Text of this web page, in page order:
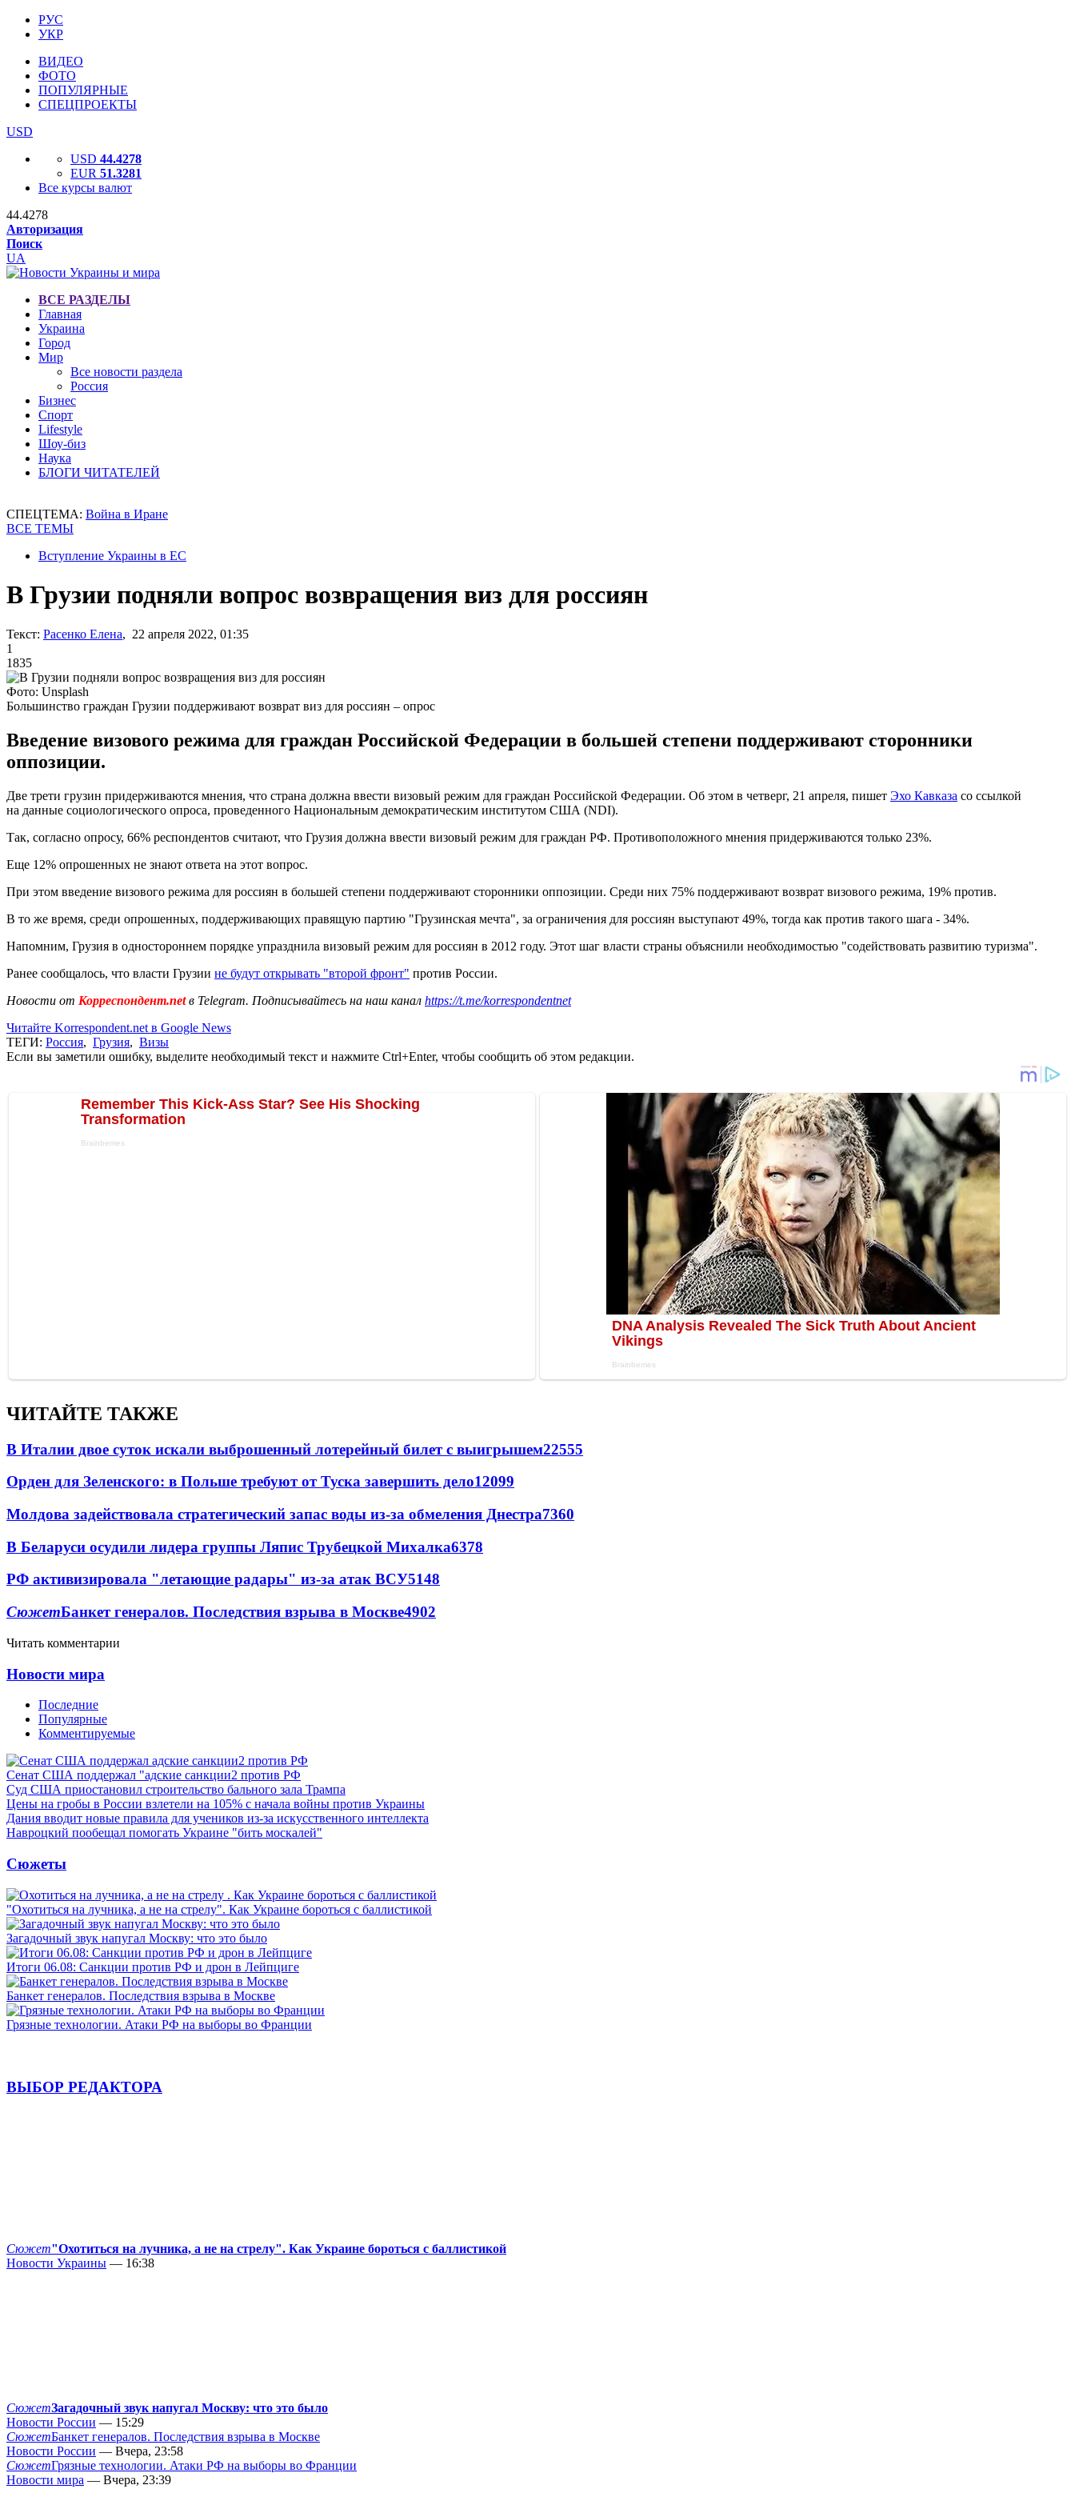
РУС
УКР
ВИДЕО
ФОТО
ПОПУЛЯРНЫЕ
СПЕЦПРОЕКТЫ
USD
USD 44.4278
EUR 51.3281
Все курсы валют
44.4278
Авторизация
Поиск
UA
ВСЕ РАЗДЕЛЫ
Главная
Украина
Город
Мир
Все новости раздела
Россия
Бизнес
Спорт
Lifestyle
Шоу-биз
Наука
БЛОГИ ЧИТАТЕЛЕЙ
СПЕЦТЕМА: Война в Иране
ВСЕ ТЕМЫ
Вступление Украины в ЕС
В Грузии подняли вопрос возвращения виз для россиян
Текст: Расенко Елена, 22 апреля 2022, 01:35
1
1835
Фото: Unsplash
Большинство граждан Грузии поддерживают возврат виз для россиян – опрос
Введение визового режима для граждан Российской Федерации в большей степени поддерживают сторонники
оппозиции.
Две трети грузин придерживаются мнения, что страна должна ввести визовый режим для граждан Российской Федерации. Об этом в четверг, 21 апреля, пишет Эхо Кавказа со ссылкой
на данные социологического опроса, проведенного Национальным демократическим институтом США (NDI).
Так, согласно опросу, 66% респондентов считают, что Грузия должна ввести визовый режим для граждан РФ. Противоположного мнения придерживаются только 23%.
Еще 12% опрошенных не знают ответа на этот вопрос.
При этом введение визового режима для россиян в большей степени поддерживают сторонники оппозиции. Среди них 75% поддерживают возврат визового режима, 19% против.
В то же время, среди опрошенных, поддерживающих правящую партию "Грузинская мечта", за ограничения для россиян выступают 49%, тогда как против такого шага - 34%.
Напомним, Грузия в одностороннем порядке упразднила визовый режим для россиян в 2012 году. Этот шаг власти страны объяснили необходимостью "содействовать развитию туризма".
Ранее сообщалось, что власти Грузии не будут открывать "второй фронт" против России.
Новости от Корреспондент.netв Telegram. Подписывайтесь на наш канал https://t.me/korrespondentnet
Читайте Korrespondent.net в Google News
ТЕГИ: Россия, Грузия, Визы
Если вы заметили ошибку, выделите необходимый текст и нажмите Ctrl+Enter, чтобы сообщить об этом редакции.
ЧИТАЙТЕ ТАКЖЕ
В Италии двое суток искали выброшенный лотерейный билет с выигрышем22555
Орден для Зеленского: в Польше требуют от Туска завершить дело12099
Молдова задействовала стратегический запас воды из-за обмеления Днестра7360
В Беларуси осудили лидера группы Ляпис Трубецкой Михалка6378
РФ активизировала "летающие радары" из-за атак ВСУ5148
СюжетБанкет генералов. Последствия взрыва в Москве4902
Читать комментарии
Новости мира
Последние
Популярные
Комментируемые
Сенат США поддержал "адские санкции2 против РФ
Суд США приостановил строительство бального зала Трампа
Цены на гробы в России взлетели на 105% с начала войны против Украины
Дания вводит новые правила для учеников из-за искусственного интеллекта
Навроцкий пообещал помогать Украине "бить москалей"
Сюжеты
"Охотиться на лучника, а не на стрелу". Как Украине бороться с баллистикой
Загадочный звук напугал Москву: что это было
Итоги 06.08: Санкции против РФ и дрон в Лейпциге
Банкет генералов. Последствия взрыва в Москве
Грязные технологии. Атаки РФ на выборы во Франции
ВЫБОР РЕДАКТОРА
Сюжет"Охотиться на лучника, а не на стрелу". Как Украине бороться с баллистикой
Новости Украины — 16:38
СюжетЗагадочный звук напугал Москву: что это было
Новости России — 15:29
СюжетБанкет генералов. Последствия взрыва в Москве
Новости России — Вчера, 23:58
СюжетГрязные технологии. Атаки РФ на выборы во Франции
Новости мира — Вчера, 23:39